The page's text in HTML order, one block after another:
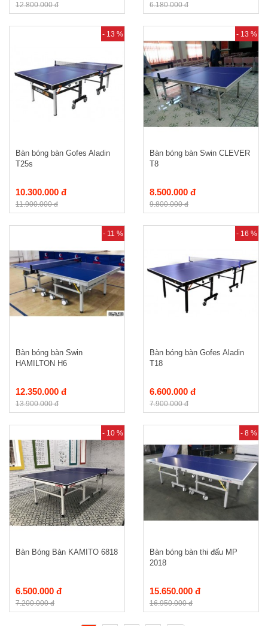
12.800.000 đ 6.180.000 đ
- 13 %
Bàn bóng bàn Gofes Aladin
T25s
10.300.000 đ
11.900.000 đ
- 13 %
Bàn bóng bàn Swin CLEVER
T8
8.500.000 đ
9.800.000 đ
- 11 %
Bàn bóng bàn Swin
HAMILTON H6
12.350.000 đ
13.900.000 đ
- 16 %
Bàn bóng bàn Gofes Aladin
T18
6.600.000 đ
7.900.000 đ
- 10 %
Bàn Bóng Bàn KAMITO 6818
6.500.000 đ
7.200.000 đ
- 8 %
Bàn bóng bàn thi đấu MP
2018
15.650.000 đ
16.950.000 đ